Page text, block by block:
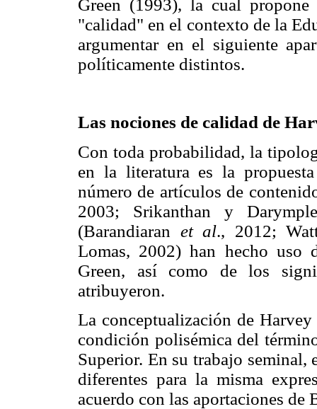
Green (1993), la cual
"calidad" en el contexto de la
argumentar en el siguiente
políticamente distintos.
Las nociones de calidad de
Con toda probabilidad, la
en la literatura es la
número de artículos de
2003; Srikanthan y
(Barandiaran et al., 2012;
Lomas, 2002) han hecho uso
Green, así como de los
atribuyeron.
La conceptualización de
condición polisémica del
Superior. En su trabajo seminal,
diferentes para la misma
acuerdo con las aportaciones de